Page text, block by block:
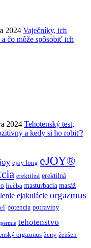
2024 Vaječníky, ich
čo môže spôsobiť ich
2024 Tehotenský test,
a kedy si ho robiť?
ejoy long eJOY®
erektilná erektilná
liečba masturbacia masáž
ejakulácie orgazmus
potencia potraviny
tehotenstvo
orgazmus ženy ženšen